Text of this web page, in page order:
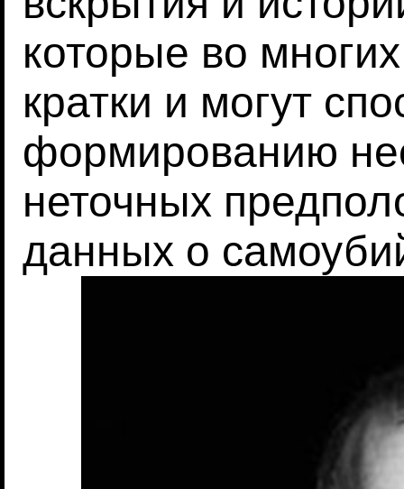
которые во
кратки и могут
формированию
неточных
данных о